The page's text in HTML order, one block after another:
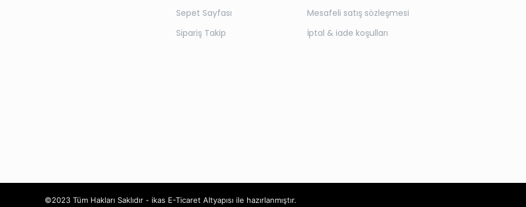
Sepet Sayfası
Sipariş Takip
Mesafeli satış sözleşmesi
İptal & iade koşulları
©2023 Tüm Hakları Saklıdır - ikas E-Ticaret Altyapısı ile hazırlanmıştır.